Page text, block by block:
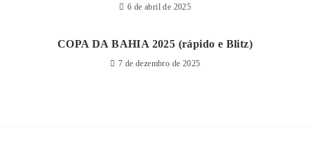
6 de abril de 2025
COPA DA BAHIA 2025 (rápido e Blitz)
7 de dezembro de 2025